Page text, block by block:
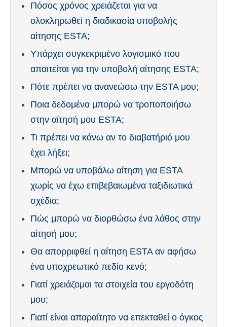
Πόσος χρόνος χρειάζεται για να
ολοκληρωθεί η διαδικασία υποβολής
αίτησης ESTA;
Υπάρχει συγκεκριμένο λογισμικό που
απαιτείται για την υποβολή αίτησης ESTA;
Πότε πρέπει να ανανεώσω την ESTA μου;
Ποια δεδομένα μπορώ να τροποποιήσω
στην αίτησή μου ESTA;
Τι πρέπει να κάνω αν το διαβατήριό μου
έχει λήξει;
Μπορώ να υποβάλω αίτηση για ESTA
χωρίς να έχω επιβεβαιωμένα ταξιδιωτικά
σχέδια;
Πώς μπορώ να διορθώσω ένα λάθος στην
αίτησή μου;
Θα απορριφθεί η αίτηση ESTA αν αφήσω
ένα υποχρεωτικό πεδίο κενό;
Γιατί χρειάζομαι τα στοιχεία του εργοδότη
μου;
Γιατί είναι απαραίτητο να επεκταθεί ο όγκος